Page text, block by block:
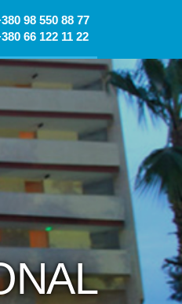
98 550 88 77
66 122 11 22